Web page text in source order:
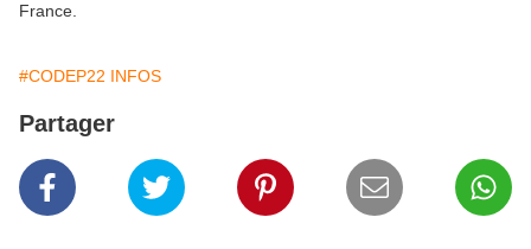
France.
#CODEP22 INFOS
Partager